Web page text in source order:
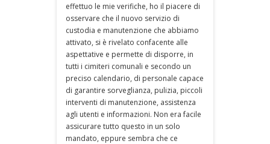
effettuo le mie verifiche, ho il piacere di
osservare che il nuovo servizio di
custodia e manutenzione che abbiamo
attivato, si è rivelato confacente alle
aspettative e permette di disporre, in
tutti i cimiteri comunali e secondo un
preciso calendario, di personale capace
di garantire sorveglianza, pulizia, piccoli
interventi di manutenzione, assistenza
agli utenti e informazioni. Non era facile
assicurare tutto questo in un solo
mandato, eppure sembra che ce